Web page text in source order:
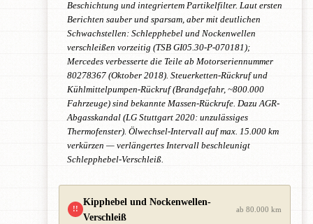
Beschichtung und integriertem Partikelfilter. Laut ersten
Berichten sauber und sparsam, aber mit deutlichen
Schwachstellen: Schlepphebel und Nockenwellen
verschleißen vorzeitig (TSB GI05.30-P-070181);
Mercedes verbesserte die Teile ab Motorseriennummer
80278367 (Oktober 2018). Steuerketten-Rückruf und
Kühlmittelpumpen-Rückruf (Brandgefahr, ~800.000
Fahrzeuge) sind bekannte Massen-Rückrufe. Dazu AGR-
Abgasskandal (LG Stuttgart 2020: unzulässiges
Thermofenster). Ölwechsel-Intervall auf max. 15.000 km
verkürzen — verlängertes Intervall beschleunigt
Schlepphebel-Verschleiß.
!!
Kipphebel und Nockenwellen-
Verschleiß
ab 80.000 km